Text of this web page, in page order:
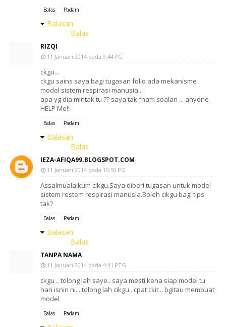
Balas Padam
Balasan
Balas
RIZQI
11 Januari 2014 pada 9:44 PG
ckgu...
ckgu sains saya bagi tugasan folio ada mekanisme
model sistem respirasi manusia...
apa yg dia mintak tu ?? saya tak fham soalan ... anyone
HELP Me!!
Balas Padam
Balasan
Balas
IEZA-AFIQA99.BLOGSPOT.COM
11 Januari 2014 pada 10:50 PG
Assalmualaikum cikgu.Saya diberi tugasan untuk model
sistem restem respirasi manusia.Boleh cikgu bagi tips
tak?
Balas Padam
Balasan
Balas
TANPA NAMA
11 Januari 2014 pada 4:41 PTG
ckgu .. tolong lah saye.. saya mesti kena siap model tu
hari isnin ni... tolong lah cikgu.. cpat ckit .. bgitau membuat
model
Balas Padam